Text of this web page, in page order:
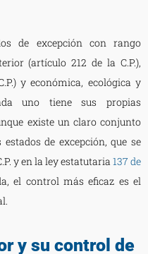
de excepción con rango
(artículo 212 de la C.P.),
y económica, ecológica y
uno tiene sus propias
existe un claro conjunto
de excepción, que se
y en la ley estatutaria137 de
el control más eficaz es el
y su control de